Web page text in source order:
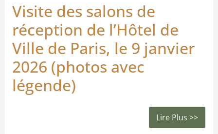
Visite des salons de
réception de l’Hôtel de
Ville de Paris, le 9 janvier
2026 (photos avec
légende)
Lire Plus >>